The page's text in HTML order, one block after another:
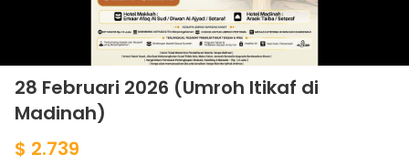
28 Februari 2026 (Umroh Itikaf di
Madinah)
$ 2.739